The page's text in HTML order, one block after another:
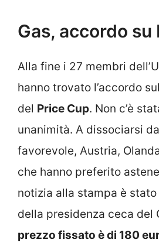
Gas, accordo su
Alla fine i 27 membri
hanno trovato l’accordo
del Price Cup. Non c’è
unanimità. A dissociarsi
favorevole, Austria,
che hanno preferito
notizia alla stampa è
della presidenza ceca del
prezzo fissato è di 180